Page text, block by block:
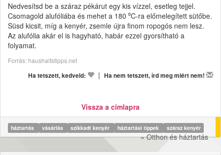
Nedvesítsd be a száraz pékárut egy kis vízzel, esetleg tejjel.
Csomagold alufóliába és mehet a 180 ⁰C-ra előmelegített sütőbe.
Süsd kicsit, míg a kenyér, zsemle újra finom ropogós nem lesz.
Az alufólia akár el is hagyható, habár ezzel gyorsítható a
folyamat.
Forrás: haushaltstipps.net
Ha tetszett, kedveld:
| Ha nem tetszett, írd meg miért nem!
Vissza a címlapra
háztartás vásárlás szikkadt kenyér háztartási tippek száraz kenyér
» Otthon és háztartás